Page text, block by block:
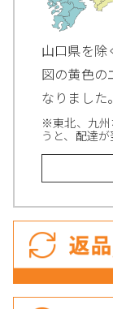
山口県を除
図の黄色の
なりました。
※東北、九州
うと、配達